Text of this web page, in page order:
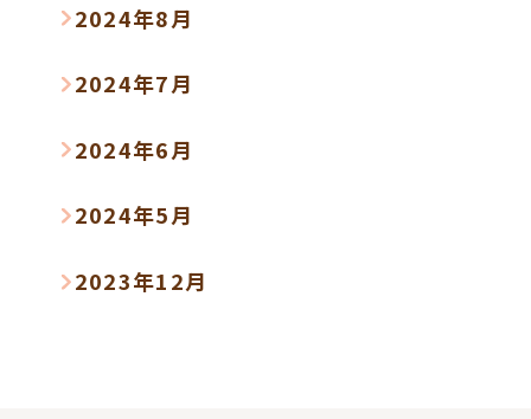
2024年8月
2024年7月
2024年6月
2024年5月
2023年12月